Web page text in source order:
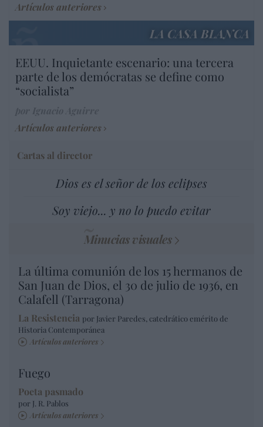
Artículos anteriores
LA CASA BLANCA
EEUU. Inquietante escenario: una tercera
parte de los demócratas se define como
“socialista”
Artículos anteriores
Cartas al director
Dios es el señor de los eclipses
Soy viejo... y no lo puedo evitar
Minucias visuales
La última comunión de los 15 hermanos de
San Juan de Dios, el 30 de julio de 1936, en
Calafell (Tarragona)
La Resistencia por Javier Paredes, catedrático emérito de
Historia Contemporánea
Artículos anteriores
Fuego
Poeta pasmado
por J. R. Pablos
Artículos anteriores